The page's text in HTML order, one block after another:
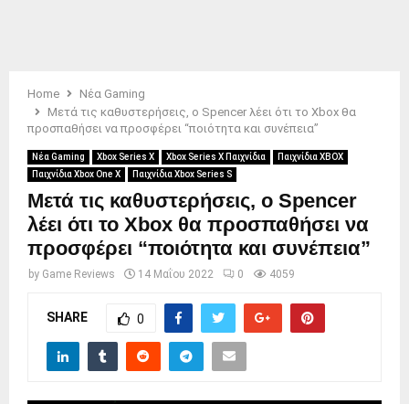
Home
Νέα Gaming
Μετά τις καθυστερήσεις, ο Spencer λέει ότι το Xbox θα
προσπαθήσει να προσφέρει “ποιότητα και συνέπεια”
Νέα Gaming Xbox Series X Xbox Series X Παιχνίδια
Παιχνίδια XBOX
Παιχνίδια Xbox One X
Παιχνίδια Xbox Series S
Μετά τις καθυστερήσεις, ο Spencer
λέει ότι το Xbox θα προσπαθήσει να
προσφέρει “ποιότητα και συνέπεια”
by Game Reviews 14 Μαΐου 2022 0 4059
SHARE 0